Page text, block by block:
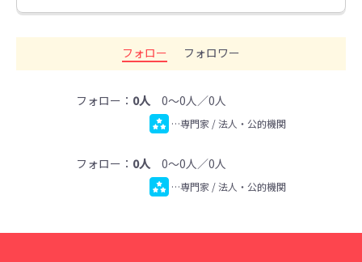
フォロー フォロワー
フォロー： 0人0～0人／0人
…専門家 / 法人・公的機関
フォロー： 0人0～0人／0人
…専門家 / 法人・公的機関